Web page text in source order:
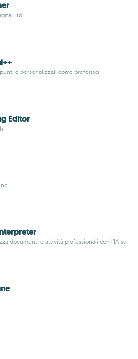
Ltd
e personalizzali come preferisci
Editor
documenti e attività professionali con l’IA su